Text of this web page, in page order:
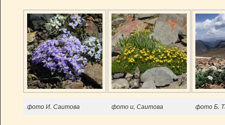
фото И. Саитова фото и, Саитова фото Б.